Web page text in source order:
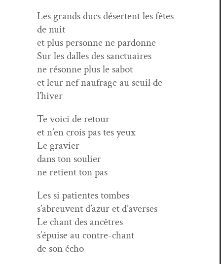
Les grands ducs déser­tent les fêtes
de nuit
et plus per­son­ne ne pardonne
Sur les dalles des sanctuaires
ne résonne plus le sabot
et leur nef naufrage au seuil de
l’hiver
Te voici de retour
et n’en crois pas tes yeux
Le gravier
dans ton soulier
ne retient ton pas
Les si patientes tombes
s’abreuvent d’azur et d’averses
Le chant des ancêtres
s’épuise au contre-chant
de son écho